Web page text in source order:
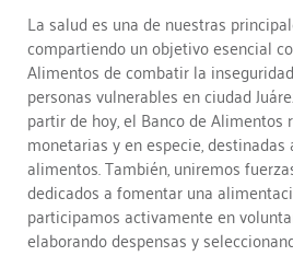
La salud es una de nuestras
compartiendo un objetivo esencial
Alimentos de combatir la
personas vulnerables en ciudad
partir de hoy, el Banco de Alimentos
monetarias y en especie,
alimentos. También, uniremos
dedicados a fomentar una
participamos activamente en
elaborando despensas y